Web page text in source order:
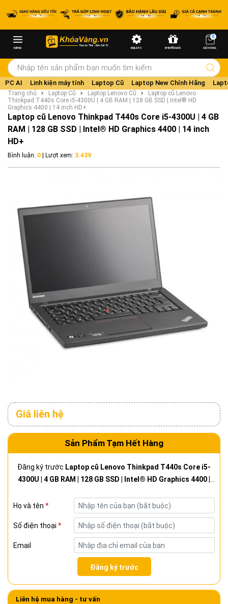
MENU BUILD PC KHUYẾN MÃI
0
GIỎ HÀNG
PC AI Linh kiện máy tính Laptop Cũ Laptop New Chính Hãng
Trang chủ Laptop Cũ Laptop Lenovo Cũ
Laptop cũ Lenovo
Thinkpad T440s Core i5-4300U | 4 GB RAM | 128 GB SSD | Intel® HD
Graphics 4400 | 14 inch HD+
Laptop cũ Lenovo Thinkpad T440s Core i5-4300U | 4 GB
RAM | 128 GB SSD | Intel® HD Graphics 4400 | 14 inch
HD+
Bình luận: 0 | Lượt xem: 3.439
Giá liên hệ
Sản Phẩm Tạm Hết Hàng
Đăng ký trước Laptop cũ Lenovo Thinkpad T440s Core i5-
4300U | 4 GB RAM | 128 GB SSD | Intel® HD Graphics 4400 |
Họ và tên *
Số điện thoại *
Email
Đăng ký trước
Liên hệ mua hàng - tư vấn